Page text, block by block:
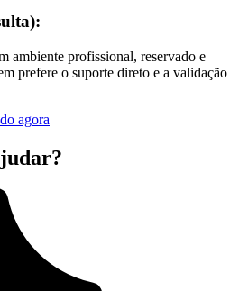
ambiente profissional, reservado e
prefere o suporte direto e a validação
agora